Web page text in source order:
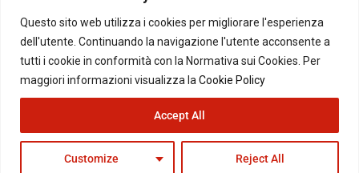
Questo sito web utilizza i cookies per migliorare l'esperienza
dell'utente. Continuando la navigazione l'utente acconsente a
tutti i cookie in conformità con la Normativa sui Cookies. Per
maggiori informazioni visualizza la Cookie Policy
Customize Reject All
Accept All
Per la tua pubblicità su questo Blog:
pubblicita@beppegrillo.it
© Copyright 2026 - Il Blog di Beppe Grillo. All Rights Reserved - Powered by
happygrafic.com